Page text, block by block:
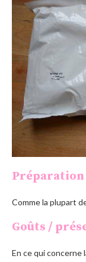
Préparation
Comme la plupart
Goûts /
En ce qui concerne